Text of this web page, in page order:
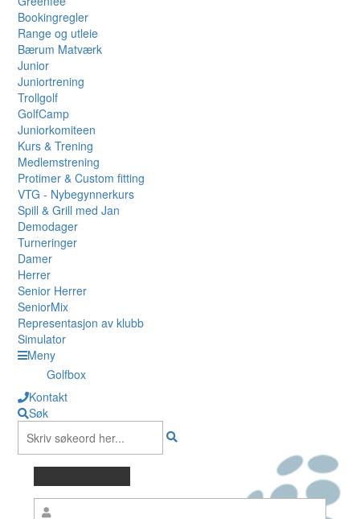
Bookingregler
Range og utleie
Bærum Matværk
Junior
Juniortrening
Trollgolf
GolfCamp
Juniorkomiteen
Kurs & Trening
Medlemstrening
Protimer & Custom fitting
VTG - Nybegynnerkurs
Spill & Grill med Jan
Demodager
Turneringer
Damer
Herrer
Senior Herrer
SeniorMix
Representasjon av klubb
Simulator
Meny
Golfbox
Kontakt
Søk